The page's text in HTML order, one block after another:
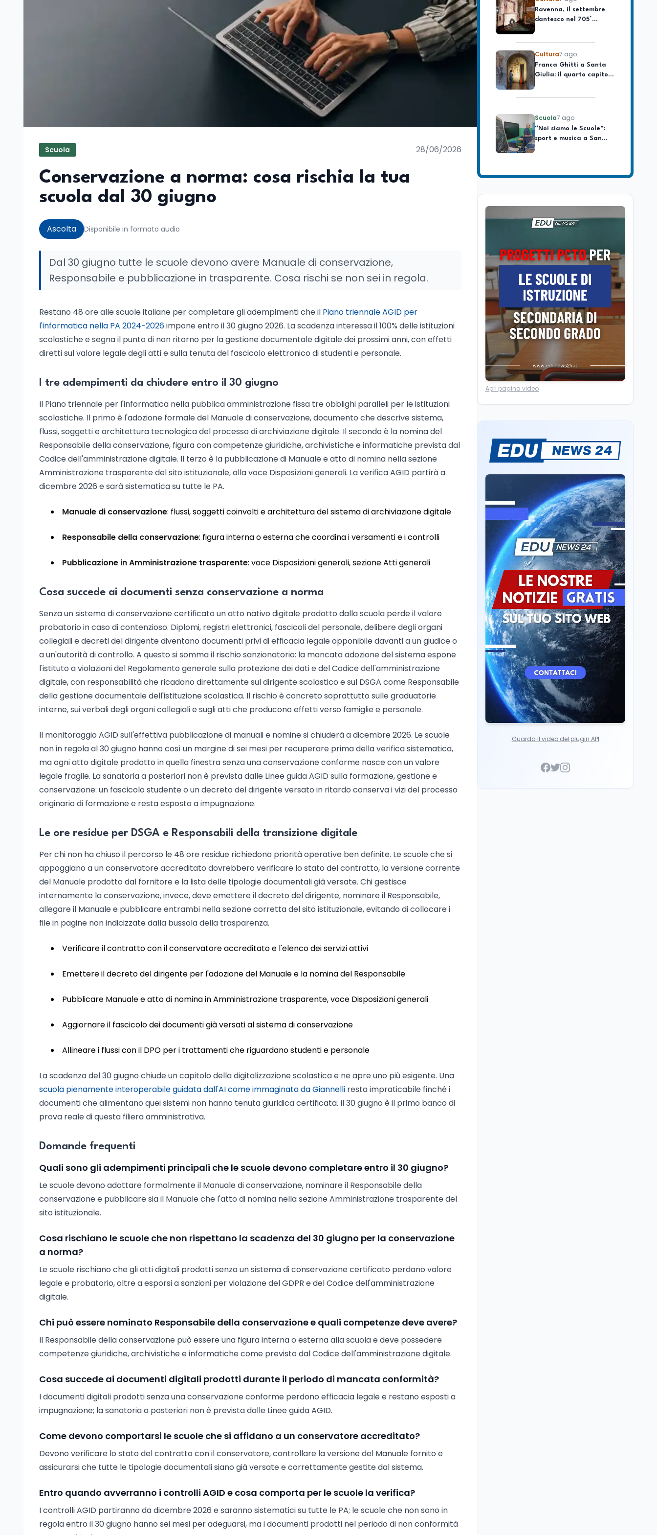
Scuola 28/06/2026
Conservazione a norma: cosa rischia la tua
scuola dal 30 giugno
Ascolta Disponibile in formato audio
Dal 30 giugno tutte le scuole devono avere Manuale di conservazione,
Responsabile e pubblicazione in trasparente. Cosa rischi se non sei in regola.
Restano 48 ore alle scuole italiane per completare gli adempimenti che il Piano triennale AGID per
l'informatica nella PA 2024-2026impone entro il 30 giugno 2026. La scadenza interessa il 100% delle istituzioni
scolastiche e segna il punto di non ritorno per la gestione documentale digitale dei prossimi anni, con effetti
diretti sul valore legale degli atti e sulla tenuta del fascicolo elettronico di studenti e personale.
I tre adempimenti da chiudere entro il 30 giugno
Il Piano triennale per l'informatica nella pubblica amministrazione fissa tre obblighi paralleli per le istituzioni
scolastiche. Il primo è l'adozione formale del Manuale di conservazione, documento che descrive sistema,
flussi, soggetti e architettura tecnologica del processo di archiviazione digitale. Il secondo è la nomina del
Responsabile della conservazione, figura con competenze giuridiche, archivistiche e informatiche prevista dal
Codice dell'amministrazione digitale. Il terzo è la pubblicazione di Manuale e atto di nomina nella sezione
Amministrazione trasparente del sito istituzionale, alla voce Disposizioni generali. La verifica AGID partirà a
dicembre 2026 e sarà sistematica su tutte le PA.
Manuale di conservazione: flussi, soggetti coinvolti e architettura del sistema di archiviazione digitale
Responsabile della conservazione: figura interna o esterna che coordina i versamenti e i controlli
Pubblicazione in Amministrazione trasparente: voce Disposizioni generali, sezione Atti generali
Cosa succede ai documenti senza conservazione a norma
Senza un sistema di conservazione certificato un atto nativo digitale prodotto dalla scuola perde il valore
probatorio in caso di contenzioso. Diplomi, registri elettronici, fascicoli del personale, delibere degli organi
collegiali e decreti del dirigente diventano documenti privi di efficacia legale opponibile davanti a un giudice o
a un'autorità di controllo. A questo si somma il rischio sanzionatorio: la mancata adozione del sistema espone
l'istituto a violazioni del Regolamento generale sulla protezione dei dati e del Codice dell'amministrazione
digitale, con responsabilità che ricadono direttamente sul dirigente scolastico e sul DSGA come Responsabile
della gestione documentale dell'istituzione scolastica. Il rischio è concreto soprattutto sulle graduatorie
interne, sui verbali degli organi collegiali e sugli atti che producono effetti verso famiglie e personale.
Il monitoraggio AGID sull'effettiva pubblicazione di manuali e nomine si chiuderà a dicembre 2026. Le scuole
non in regola al 30 giugno hanno così un margine di sei mesi per recuperare prima della verifica sistematica,
ma ogni atto digitale prodotto in quella finestra senza una conservazione conforme nasce con un valore
legale fragile. La sanatoria a posteriori non è prevista dalle Linee guida AGID sulla formazione, gestione e
conservazione: un fascicolo studente o un decreto del dirigente versato in ritardo conserva i vizi del processo
originario di formazione e resta esposto a impugnazione.
Le ore residue per DSGA e Responsabili della transizione digitale
Per chi non ha chiuso il percorso le 48 ore residue richiedono priorità operative ben definite. Le scuole che si
appoggiano a un conservatore accreditato dovrebbero verificare lo stato del contratto, la versione corrente
del Manuale prodotto dal fornitore e la lista delle tipologie documentali già versate. Chi gestisce
internamente la conservazione, invece, deve emettere il decreto del dirigente, nominare il Responsabile,
allegare il Manuale e pubblicare entrambi nella sezione corretta del sito istituzionale, evitando di collocare i
file in pagine non indicizzate dalla bussola della trasparenza.
Verificare il contratto con il conservatore accreditato e l'elenco dei servizi attivi
Emettere il decreto del dirigente per l'adozione del Manuale e la nomina del Responsabile
Pubblicare Manuale e atto di nomina in Amministrazione trasparente, voce Disposizioni generali
Aggiornare il fascicolo dei documenti già versati al sistema di conservazione
Allineare i flussi con il DPO per i trattamenti che riguardano studenti e personale
La scadenza del 30 giugno chiude un capitolo della digitalizzazione scolastica e ne apre uno più esigente. Una
scuola pienamente interoperabile guidata dall'AI come immaginata da Giannelli resta impraticabile finché i
documenti che alimentano quei sistemi non hanno tenuta giuridica certificata. Il 30 giugno è il primo banco di
prova reale di questa filiera amministrativa.
Domande frequenti
Quali sono gli adempimenti principali che le scuole devono completare entro il 30 giugno?
Le scuole devono adottare formalmente il Manuale di conservazione, nominare il Responsabile della
conservazione e pubblicare sia il Manuale che l'atto di nomina nella sezione Amministrazione trasparente del
sito istituzionale.
Cosa rischiano le scuole che non rispettano la scadenza del 30 giugno per la conservazione
a norma?
Le scuole rischiano che gli atti digitali prodotti senza un sistema di conservazione certificato perdano valore
legale e probatorio, oltre a esporsi a sanzioni per violazione del GDPR e del Codice dell'amministrazione
digitale.
Chi può essere nominato Responsabile della conservazione e quali competenze deve avere?
Il Responsabile della conservazione può essere una figura interna o esterna alla scuola e deve possedere
competenze giuridiche, archivistiche e informatiche come previsto dal Codice dell'amministrazione digitale.
Cosa succede ai documenti digitali prodotti durante il periodo di mancata conformità?
I documenti digitali prodotti senza una conservazione conforme perdono efficacia legale e restano esposti a
impugnazione; la sanatoria a posteriori non è prevista dalle Linee guida AGID.
Come devono comportarsi le scuole che si affidano a un conservatore accreditato?
Devono verificare lo stato del contratto con il conservatore, controllare la versione del Manuale fornito e
assicurarsi che tutte le tipologie documentali siano già versate e correttamente gestite dal sistema.
Entro quando avverranno i controlli AGID e cosa comporta per le scuole la verifica?
I controlli AGID partiranno da dicembre 2026 e saranno sistematici su tutte le PA; le scuole che non sono in
regola entro il 30 giugno hanno sei mesi per adeguarsi, ma i documenti prodotti nel periodo di non conformità
longevo dell’Italia
repubblicana
dantesco nel 705°
anniversario della morte
Cultura7 ago
Franca Ghitti a Santa
Giulia: il quarto capitolo
dei Palcoscenici
Scuola7 ago
“Noi siamo le Scuole”:
sport e musica a San
Miniato, STEM a Lerici
Editoriali
Camere in ferie,
elettorale e Rai. La
premier Meloni attesa a
Bari il 4 settembre per
celebrare il governo più
longevo dell’Italia
Ravenna, il settembre
dantesco nel 705°
anniversario della morte
del Sommo Poeta
Cultura7 ago
Franca Ghitti a Santa
Scuola7 ago
“Noi siamo le Scuole”:
Mondo
Sparatoria a Bangkok:
studente 14enne uccide
Editoriali7 ago
Camere in ferie,
riapertura il 9
settembre tra legge
elettorale e Rai. La
premier Meloni attesa a
Bari il 4 settembre per
celebrare il governo più
longevo dell’Italia
repubblicana
Cultura7 ago
Ravenna, il settembre
dantesco nel 705°
anniversario della morte
del Sommo Poeta
Cultura 7 ago
Franca Ghitti a Santa
Giulia: il quarto capitolo
dei Palcoscenici
Apri pagina video
Guarda il video del plugin API